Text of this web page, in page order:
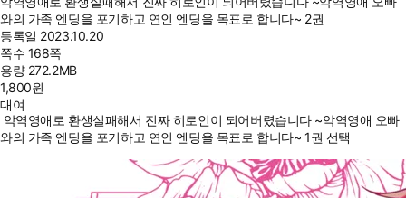
와의 가족 엔딩을 포기하고 연인 엔딩을 목표로 합니다~ 2권
등록일 2023.10.20
쪽수 168쪽
용량 272.2MB
1,800원
대여
악역영애로 환생실패해서 진짜 히로인이 되어버렸습니다 ~악역영애 오빠
와의 가족 엔딩을 포기하고 연인 엔딩을 목표로 합니다~ 1권 선택